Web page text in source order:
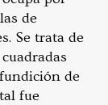
de
Se trata de
de
fue